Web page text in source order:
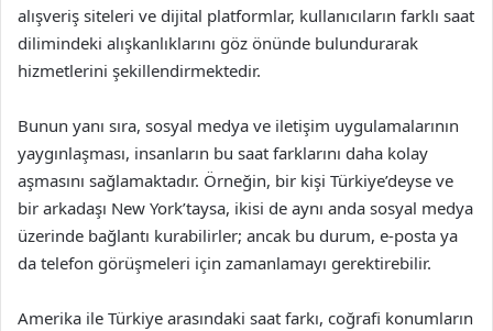
alışveriş siteleri ve dijital platformlar, kullanıcıların farklı saat
dilimindeki alışkanlıklarını göz önünde bulundurarak
hizmetlerini şekillendirmektedir.
Bunun yanı sıra, sosyal medya ve iletişim uygulamalarının
yaygınlaşması, insanların bu saat farklarını daha kolay
aşmasını sağlamaktadır. Örneğin, bir kişi Türkiye’deyse ve
bir arkadaşı New York’taysa, ikisi de aynı anda sosyal medya
üzerinde bağlantı kurabilirler; ancak bu durum, e-posta ya
da telefon görüşmeleri için zamanlamayı gerektirebilir.
Amerika ile Türkiye arasındaki saat farkı, coğrafi konumların